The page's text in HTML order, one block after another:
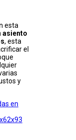
esta
asiento
, esta
el
y